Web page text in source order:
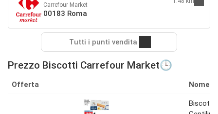
Carrefour Market
00183 Roma
Tutti i punti vendita
Prezzo Biscotti Carrefour Market🕒
Offerta Nome
Biscotti